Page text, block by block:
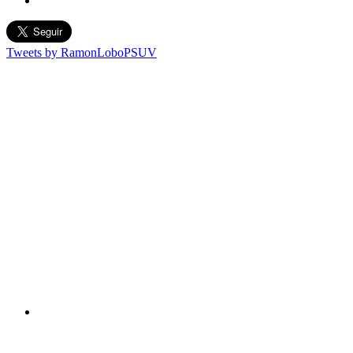
Tweets by RamonLoboPSUV